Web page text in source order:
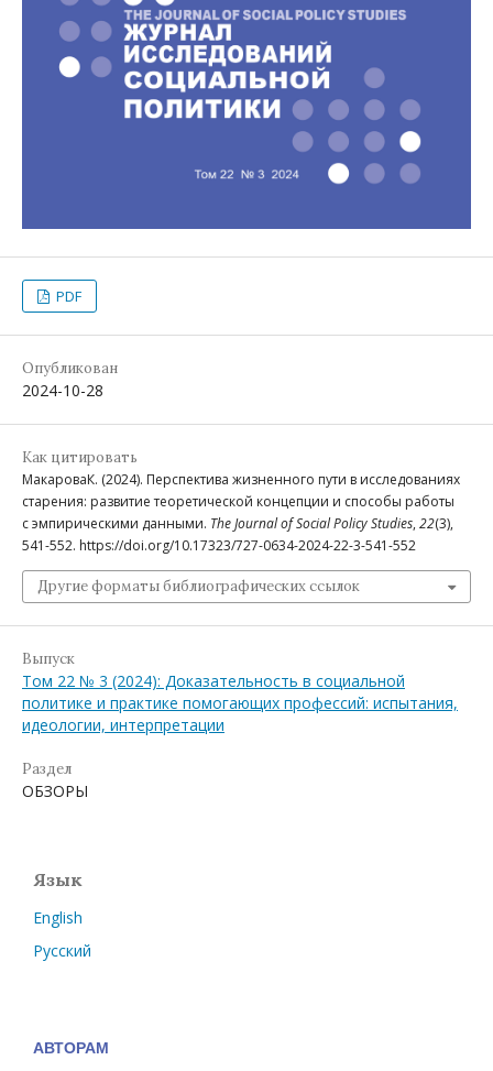
PDF
Опубликован
2024-10-28
Как цитировать
МакароваК. (2024). Перспектива жизненного пути в исследованиях
старения: развитие теоретической концепции и способы работы
с эмпирическими данными. The Journal of Social Policy Studies, 22(3),
541-552. https://doi.org/10.17323/727-0634-2024-22-3-541-552
Другие форматы библиографических ссылок
Выпуск
Том 22 № 3 (2024): Доказательность в социальной
политике и практике помогающих профессий: испытания,
идеологии, интерпретации
Раздел
ОБЗОРЫ
Язык
English
Русский
АВТОРАМ